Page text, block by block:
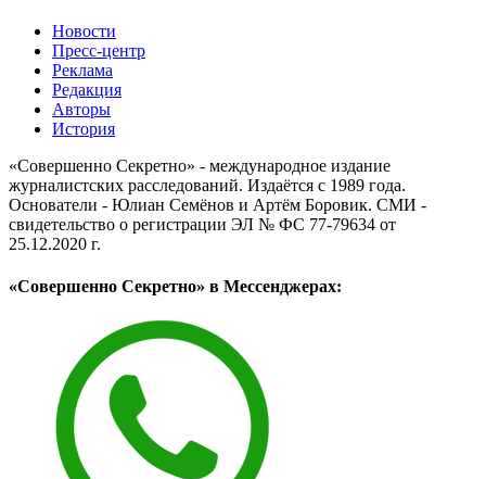
Новости
Пресс-центр
Реклама
Редакция
Авторы
История
«Совершенно Секретно» - международное издание
журналистских расследований. Издаётся с 1989 года.
Основатели - Юлиан Семёнов и Артём Боровик. CМИ -
свидетельство о регистрации ЭЛ № ФС 77-79634 от
25.12.2020 г.
«Совершенно Секретно» в Мессенджерах: